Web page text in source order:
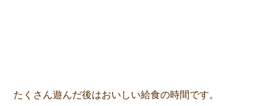
たくさん遊んだ後はおいしい給食の時間です。